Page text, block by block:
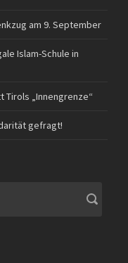
am 9. September
Islam-Schule in
Tirols „Innengrenze“
gefragt!